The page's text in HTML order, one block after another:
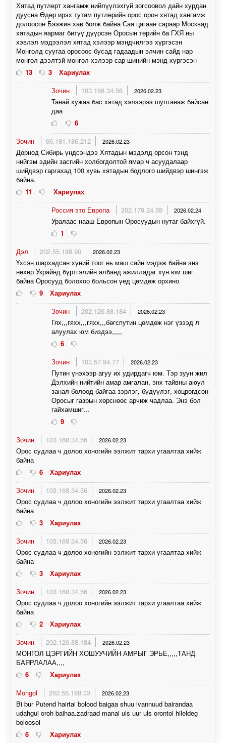
Хятад путлерт хангамж нийлүүлэхгүй зогсоовол дайн хурдан
дуусна Өдөр ирэх тутам путлерийн орос орон хятад хангамж
долоосон Бээжин хав болж байна Сая цагаан сараар Москвад
хятадын яармаг битүү дүүрсэн Оросын төрийн ба ГХЯ ны
хэвлэл мэдээлэл хятад хэлээр мэндчилгээ хүргэсэн
Монголд суугаа оросоос бусад гадаадын элчин сайд нар
монгол дээлтэй монгол хэлээр сар шинийн мэнд хүргэсэн
13
3
Хариулах
Зочин
103.168.34.56 2026.02.23
Танай хужаа бас хятад хэлээрээ шулганаж байсан
даа
6
Зочин
66.181.186.212 2026.02.23
Дорнод Сибирь үндсэндээ Хятадын мэдэлд орсон тэнд
нийгэм эдийн засгийн холбогдолтой ямар ч асуудалаар
шийдвэр гаргахад 100 хувь хятадын бодлого шийдвэр шингэж
байна.
11
Хариулах
Россия это Европа
202.179.24.59 2026.02.24
Уралаас нааш Европын Оросуудын нутаг байхгүй.
1
Дэл
202.55.188.90 2026.02.23
Үхсэн шархадсан хүний тоог нь маш сайн мэдэж байна энэ
нөхөр Украйнд бүртгэлийн албанд ажилладаг хүн юм шиг
байна Оросууд болохоо больсон үед цөмдөж орхино
9
Хариулах
Зочин
202.126.88.184 2026.02.23
Гях,,,гяхх,,,гяхх,,,бөгспутин цөмдөж нэг үзээд л
алуулах юм биздээ,,,,,
6
Зочин
103.57.94.77 2026.02.23
Путин үнэхээр агуу их удирдагч юм. Тэр зуун жил
Дэлхийн нийтийн амар амгалан, энх тайвны аюул
занал болоод байгаа зэрлэг, бүдүүлэг, хоцрогдсон
Оросыг газрын хөрснөөс арчиж чадлаа. Энэ бол
гайхамшиг...
9
Зочин
103.168.34.56 2026.02.23
Орос судлаа ч долоо хоногийн ээлжит тархи угаалтаа хийж
байна
6
Хариулах
Зочин
103.168.34.56 2026.02.23
Орос судлаа ч долоо хоногийн ээлжит тархи угаалтаа хийж
байна
3
Хариулах
Зочин
103.168.34.56 2026.02.23
Орос судлаа ч долоо хоногийн ээлжит тархи угаалтаа хийж
байна
3
Хариулах
Зочин
103.168.34.56 2026.02.23
Орос судлаа ч долоо хоногийн ээлжит тархи угаалтаа хийж
байна
2
Хариулах
Зочин
202.126.88.184 2026.02.23
МОНГОЛ ЦЭРГИЙН ХОШУУЧИЙН АМРЫГ ЭРЬЕ,,,,,ТАНД
БАЯРЛАЛАА,,,,
6
Хариулах
Mongol
202.55.188.33 2026.02.23
Bi bur Putend hairtai bolood baigaa shuu ivannuud bairandaa
udahgui oroh baihaa.zadraad manai uls uur uls orontoi hileldeg
boloosoi
6
Хариулах